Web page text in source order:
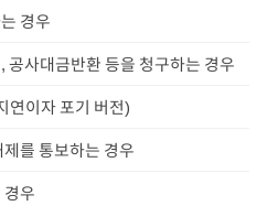
경우
공사대금반환 등을 청구하는 경우
연이자 포기 버전)
를 통보하는 경우
우